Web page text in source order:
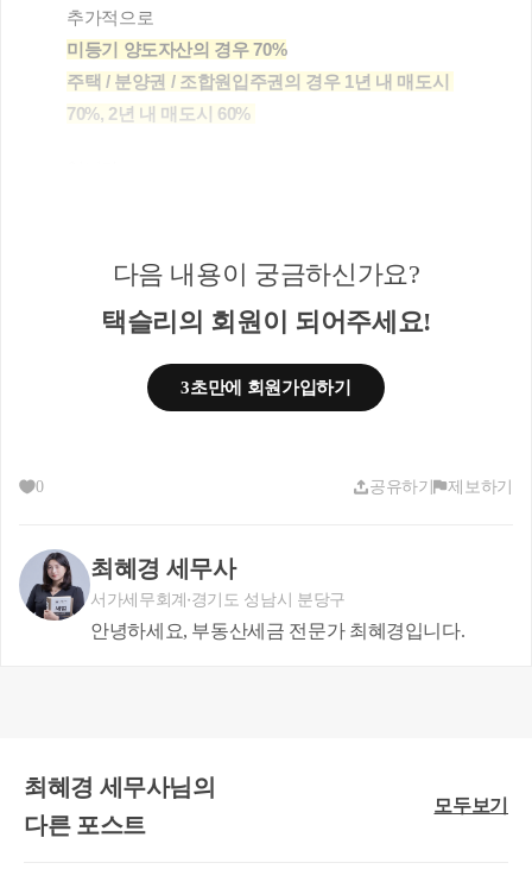
추가적으로
미등기 양도자산의 경우 70%
주택 / 분양권 / 조합원입주권의 경우 1년 내 매도시
70%, 2년 내 매도시 60%
용하라고 하는 것이겠죠?
주식은 국내 주식과 해외 주식으로 나눠집니다.
다음 내용이 궁금하신가요?
택슬리의 회원이 되어주세요!
3초만에 회원가입하기
0 공유하기 제보하기
최혜경 세무사
서가세무회계 경기도 성남시 분당구
안녕하세요, 부동산세금 전문가 최혜경입니다.
최혜경 세무사님의
다른 포스트
모두보기